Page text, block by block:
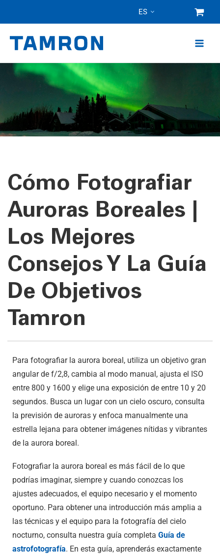
contenido
ES
Cómo Fotografiar
Auroras Boreales |
Los Mejores
Consejos Y La Guía
De Objetivos
Tamron
Para fotografiar la aurora boreal, utiliza un objetivo gran
angular de f/2,8, cambia al modo manual, ajusta el ISO
entre 800 y 1600 y elige una exposición de entre 10 y 20
segundos. Busca un lugar con un cielo oscuro, consulta
la previsión de auroras y enfoca manualmente una
estrella lejana para obtener imágenes nítidas y vibrantes
de la aurora boreal.
Fotografiar la aurora boreal es más fácil de lo que
podrías imaginar, siempre y cuando conozcas los
ajustes adecuados, el equipo necesario y el momento
oportuno. Para obtener una introducción más amplia a
las técnicas y el equipo para la fotografía del cielo
nocturno, consulta nuestra guía completa Guía de
astrofotografía. En esta guía, aprenderás exactamente